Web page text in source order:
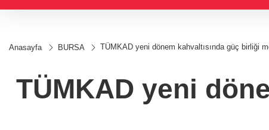
Anasayfa BURSA TÜMKAD yeni dönem kahvaltısında güç birliği
TÜMKAD yeni